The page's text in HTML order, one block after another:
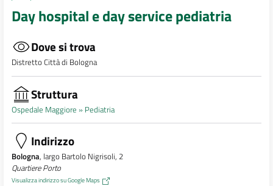
Day hospital e day service pediatria
Dove si trova
Distretto Città di Bologna
Struttura
Ospedale Maggiore » Pediatria
Indirizzo
Bologna, largo Bartolo Nigrisoli, 2
Quartiere Porto
Visualizza indirizzo su Google Maps